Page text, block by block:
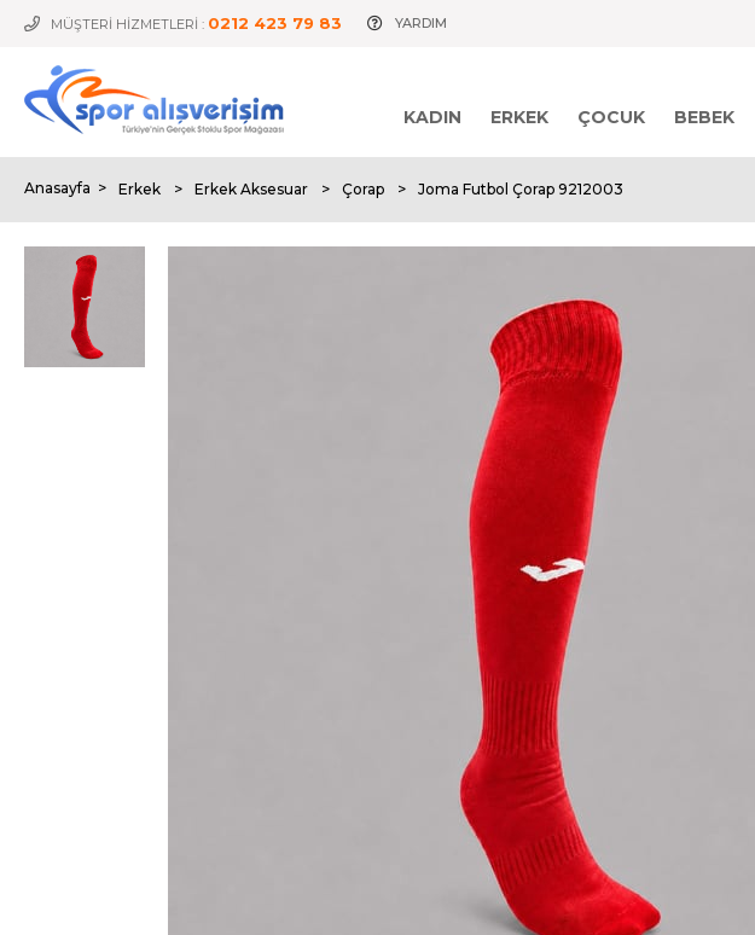
MÜŞTERİ HİZMETLERİ : 0212 423 79 83 YARDIM
KADIN ERKEK ÇOCUK BEBEK
Anasayfa > Erkek > Erkek Aksesuar > Çorap > Joma Futbol Çorap 9212003